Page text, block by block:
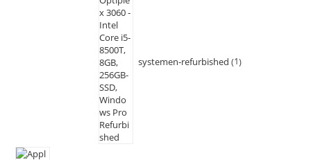
systemen-refurbished 1